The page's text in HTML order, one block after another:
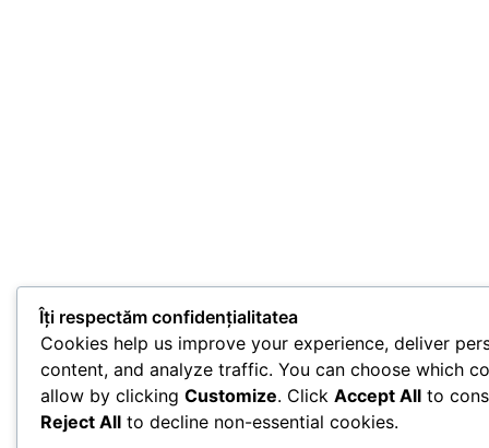
Îți respectăm confidențialitatea
Cookies help us improve your experience, deliver
content, and analyze traffic. You can choose which
allow by clicking Customize. Click Accept All to
Reject All to decline non-essential cookies.